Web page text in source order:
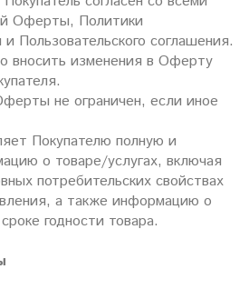
Оферты, Политики
Пользовательского соглашения.
вносить изменения в Оферту
не ограничен, если иное
Покупателю полную и
о товаре/услугах, включая
потребительских свойствах
а также информацию о
годности товара.